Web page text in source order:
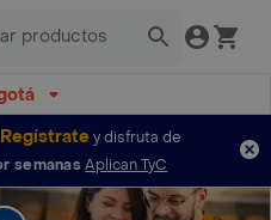
Regístratey disfruta de
semanas Aplican TyC